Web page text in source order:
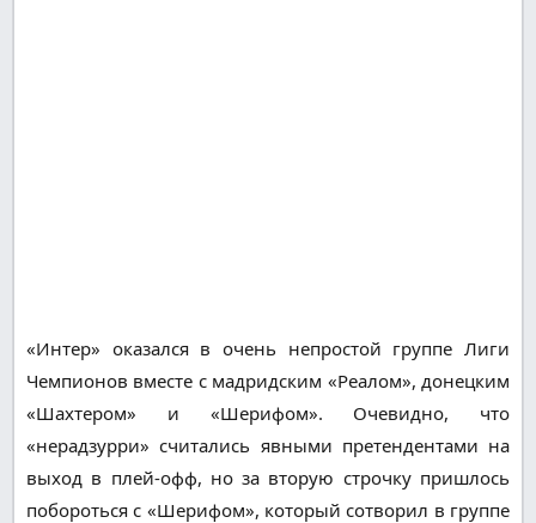
«Интер» оказался в очень непростой группе Лиги
Чемпионов вместе с мадридским «Реалом», донецким
«Шахтером» и «Шерифом». Очевидно, что
«нерадзурри» считались явными претендентами на
выход в плей-офф, но за вторую строчку пришлось
побороться с «Шерифом», который сотворил в группе